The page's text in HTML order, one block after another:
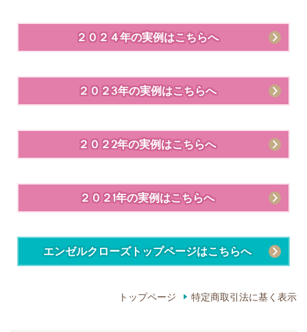
２０２４年の実例はこちらへ
２０２3年の実例はこちらへ
２０２2年の実例はこちらへ
２０２1年の実例はこちらへ
エンゼルクローズトップページはこちらへ
トップページ 特定商取引法に基く表示